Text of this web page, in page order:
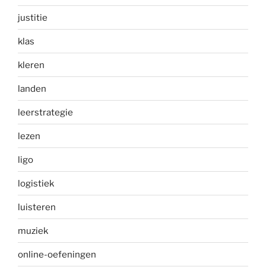
justitie
klas
kleren
landen
leerstrategie
lezen
ligo
logistiek
luisteren
muziek
online-oefeningen